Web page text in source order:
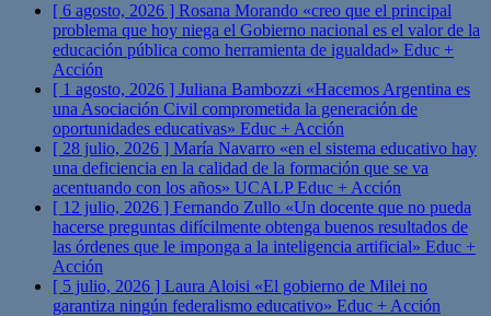
[ 6 agosto, 2026 ] Rosana Morando «creo que el principal
problema que hoy niega el Gobierno nacional es el valor de la
educación pública como herramienta de igualdad» Educ +
Acción
[ 1 agosto, 2026 ] Juliana Bambozzi «Hacemos Argentina es
una Asociación Civil comprometida la generación de
oportunidades educativas» Educ + Acción
[ 28 julio, 2026 ] María Navarro «en el sistema educativo hay
una deficiencia en la calidad de la formación que se va
acentuando con los años» UCALPEduc + Acción
[ 12 julio, 2026 ] Fernando Zullo «Un docente que no pueda
hacerse preguntas difícilmente obtenga buenos resultados de
las órdenes que le imponga a la inteligencia artificial» Educ +
Acción
[ 5 julio, 2026 ] Laura Aloisi «El gobierno de Milei no
garantiza ningún federalismo educativo» Educ + Acción